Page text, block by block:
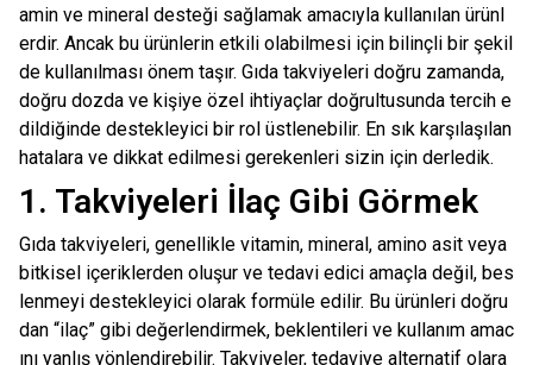
amin ve mineral desteği sağlamak amacıyla kullanılan ürünl
erdir. Ancak bu ürünlerin etkili olabilmesi için bilinçli bir şekil
de kullanılması önem taşır. Gıda takviyeleri doğru zamanda,
doğru dozda ve kişiye özel ihtiyaçlar doğrultusunda tercih e
dildiğinde destekleyici bir rol üstlenebilir. En sık karşılaşılan
hatalara ve dikkat edilmesi gerekenleri sizin için derledik.
1. Takviyeleri İlaç Gibi Görmek
Gıda takviyeleri, genellikle vitamin, mineral, amino asit veya
bitkisel içeriklerden oluşur ve tedavi edici amaçla değil, bes
lenmeyi destekleyici olarak formüle edilir. Bu ürünleri doğru
dan “ilaç” gibi değerlendirmek, beklentileri ve kullanım amac
ını yanlış yönlendirebilir. Takviyeler, tedaviye alternatif olara